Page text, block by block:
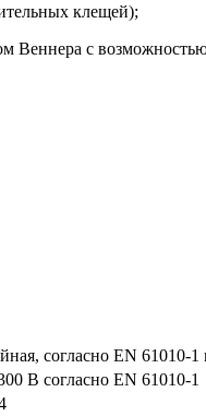
клещей);
Веннера с
согласно EN 61010-
В согласно EN 61010-1